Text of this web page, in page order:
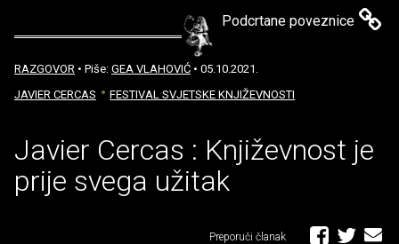
Podcrtane poveznice
RAZGOVOR • Piše: GEA VLAHOVIĆ • 05.10.2021.
JAVIER CERCAS
FESTIVAL SVJETSKE KNJIŽEVNOSTI
Javier Cercas : Književnost je
prije svega užitak
Preporuči članak